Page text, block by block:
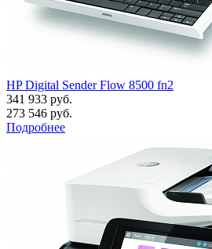
HP Digital Sender Flow 8500 fn2
341 933 руб.
273 546 руб.
Подробнее